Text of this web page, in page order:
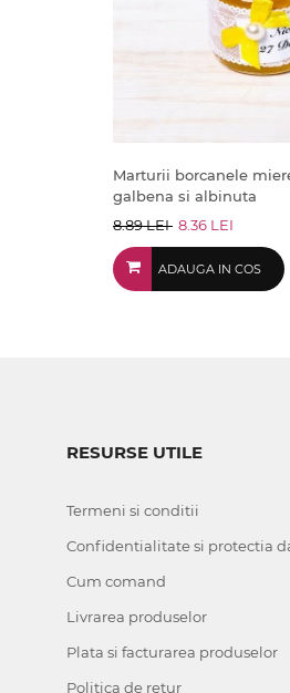
Marturii borcanele
galbena si albinuta
8.89 LEI 8.36 LEI
ADAUGA IN COS
RESURSE UTILE
Termeni si conditii
Confidentialitate si protectia
Cum comand
Livrarea produselor
Plata si facturarea produselor
Politica de retur